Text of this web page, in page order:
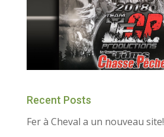
Recent Posts
Fer à Cheval a un nouveau site!